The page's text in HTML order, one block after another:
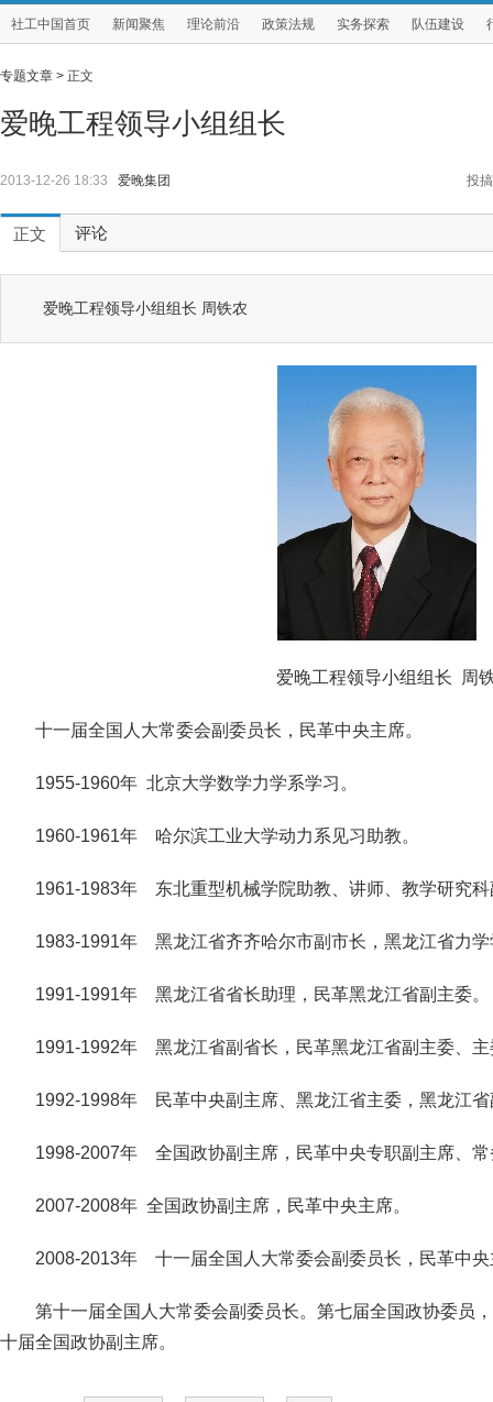
社工中国首页 新闻聚焦 理论前沿 政策法规 实务探索 队伍建设
专题文章 > 正文
爱晚工程领导小组组长
2013-12-26 18:33 爱晚集团 投搞
正文 评论
爱晚工程领导小组组长 周铁农
爱晚工程领导小组组长 周
十一届全国人大常委会副委员长，民革中央主席。
1955-1960年 北京大学数学力学系学习。
1960-1961年 哈尔滨工业大学动力系见习助教。
1961-1983年 东北重型机械学院助教、讲师、教学研究科
1983-1991年 黑龙江省齐齐哈尔市副市长，黑龙江省力学
1991-1991年 黑龙江省省长助理，民革黑龙江省副主委。
1991-1992年 黑龙江省副省长，民革黑龙江省副主委、
1992-1998年 民革中央副主席、黑龙江省主委，黑龙江省
1998-2007年 全国政协副主席，民革中央专职副主席、常
2007-2008年 全国政协副主席，民革中央主席。
2008-2013年 十一届全国人大常委会副委员长，民革中央
第十一届全国人大常委会副委员长。第七届全国政协委员
十届全国政协副主席。